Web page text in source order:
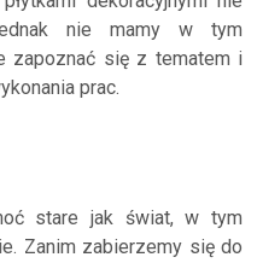
nie mamy w tym
zapoznać się z tematem i
prac.
stare jak świat, w tym
Zanim zabierzemy się do